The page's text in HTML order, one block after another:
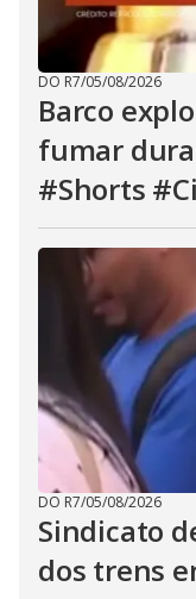
DO R7/05/08/2026
Barco
fumar
#Shorts
DO R7/05/08/2026
Sindicato
dos trens